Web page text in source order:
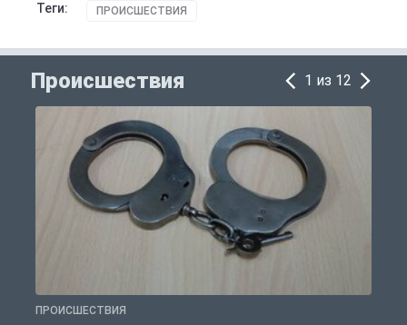
Теги: ПРОИСШЕСТВИЯ
Происшествия 1 из 12
ПРОИСШЕСТВИЯ